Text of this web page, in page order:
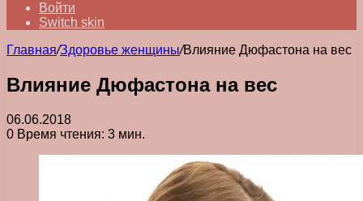
Войти
Switch skin
Главная/Здоровье женщины/Влияние Дюфастона на вес
Влияние Дюфастона на вес
06.06.2018
0 Время чтения: 3 мин.